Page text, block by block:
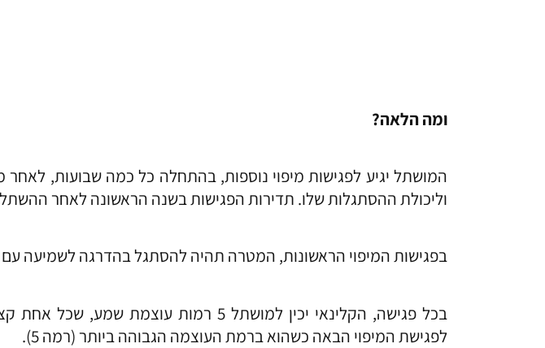
ומה הלאה?
המושתל יגיע לפגישות מיפוי נוספות, בהתחלה כל כמה שבועות,
וליכולת ההסתגלות שלו. תדירות הפגישות בשנה הראשונה לאחר
בפגישות המיפוי הראשונות, המטרה תהיה להסתגל בהדרגה לשמיעה
בכל פגישה, הקלינאי יכין למושתל 5
לפגישת המיפוי הבאה כשהוא ברמת העוצמה הגבוהה ביותר (רמה 5).